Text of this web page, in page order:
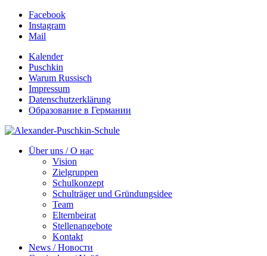
Facebook
Instagram
Mail
Kalender
Puschkin
Warum Russisch
Impressum
Datenschutzerklärung
Образование в Германии
Über uns / О нас
Vision
Zielgruppen
Schulkonzept
Schulträger und Gründungsidee
Team
Elternbeirat
Stellenangebote
Kontakt
News / Новости